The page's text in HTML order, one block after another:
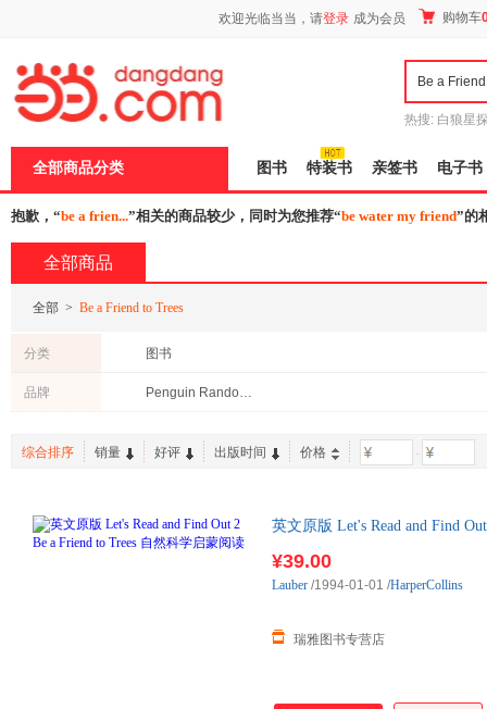
欢迎光临当当，请登录 成为会员 购物车
热搜: 白狼星
全部商品分类 图书 特装书 亲签书 电子书
抱歉，“be a frien...”相关的商品较少，同时为您推荐“be water my friend”的
全部商品
全部 > Be a Friend to Trees
分类 图书
品牌 Penguin Random House
综合排序 销量 好评 出版时间 价格 -
英文原版 Let's Read and Find
¥39.00
瑞雅图书专营店
Lauber /1994-01-01 /HarperCollins
页
面,
波